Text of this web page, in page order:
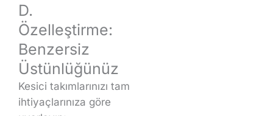
D.
Özelleştirme:
Benzersiz
Üstünlüğünüz
Kesici takımlarınızı tam
ihtiyaçlarınıza göre